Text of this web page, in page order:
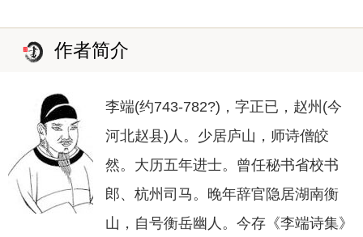
作者简介
李端(约743-782?)，字正已，赵州(今
河北赵县)人。少居庐山，师诗僧皎
然。大历五年进士。曾任秘书省校书
郎、杭州司马。晚年辞官隐居湖南衡
山，自号衡岳幽人。今存《李端诗集》